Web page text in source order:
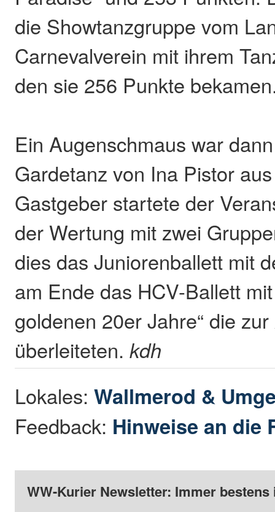
die Showtanzgruppe vom
Carnevalverein mit ihrem
den sie 256 Punkte
Ein Augenschmaus war
Gardetanz von Ina Pistor
Gastgeber startete der
der Wertung mit zwei
dies das Juniorenballett mit
am Ende das HCV-Ballett
goldenen 20er Jahre“ die
überleiteten.kdh
Lokales:Wallmerod &
Feedback: Hinweise an die
WW-Kurier Newsletter: Immer